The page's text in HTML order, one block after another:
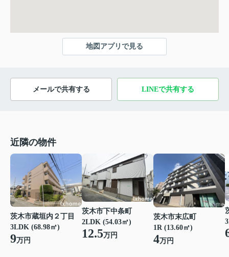
地図アプリで見る
メールで共有する LINEで共有する
近隣の物件
茨木市蔵垣内２丁目
3LDK (68.98㎡)
9万円
茨木市下中条町
2LDK (54.03㎡)
12.5万円
茨木市末広町
1R (13.60㎡)
4万円